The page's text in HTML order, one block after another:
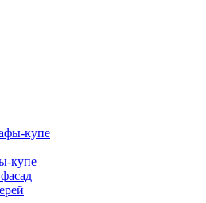
купе
купе